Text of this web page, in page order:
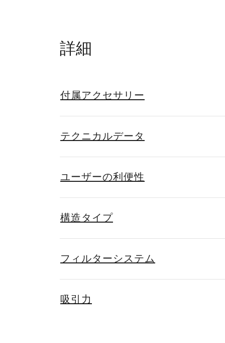
詳細
付属アクセサリー
テクニカルデータ
ユーザーの利便性
構造タイプ
フィルターシステム
吸引力